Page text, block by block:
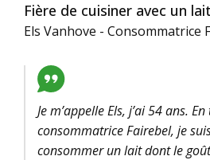
Fière de cuisiner avec un
Els Vanhove - Consommatrice
Je m’appelle Els, j’ai 54 ans.
consommatrice Fairebel, je
consommer un lait dont le